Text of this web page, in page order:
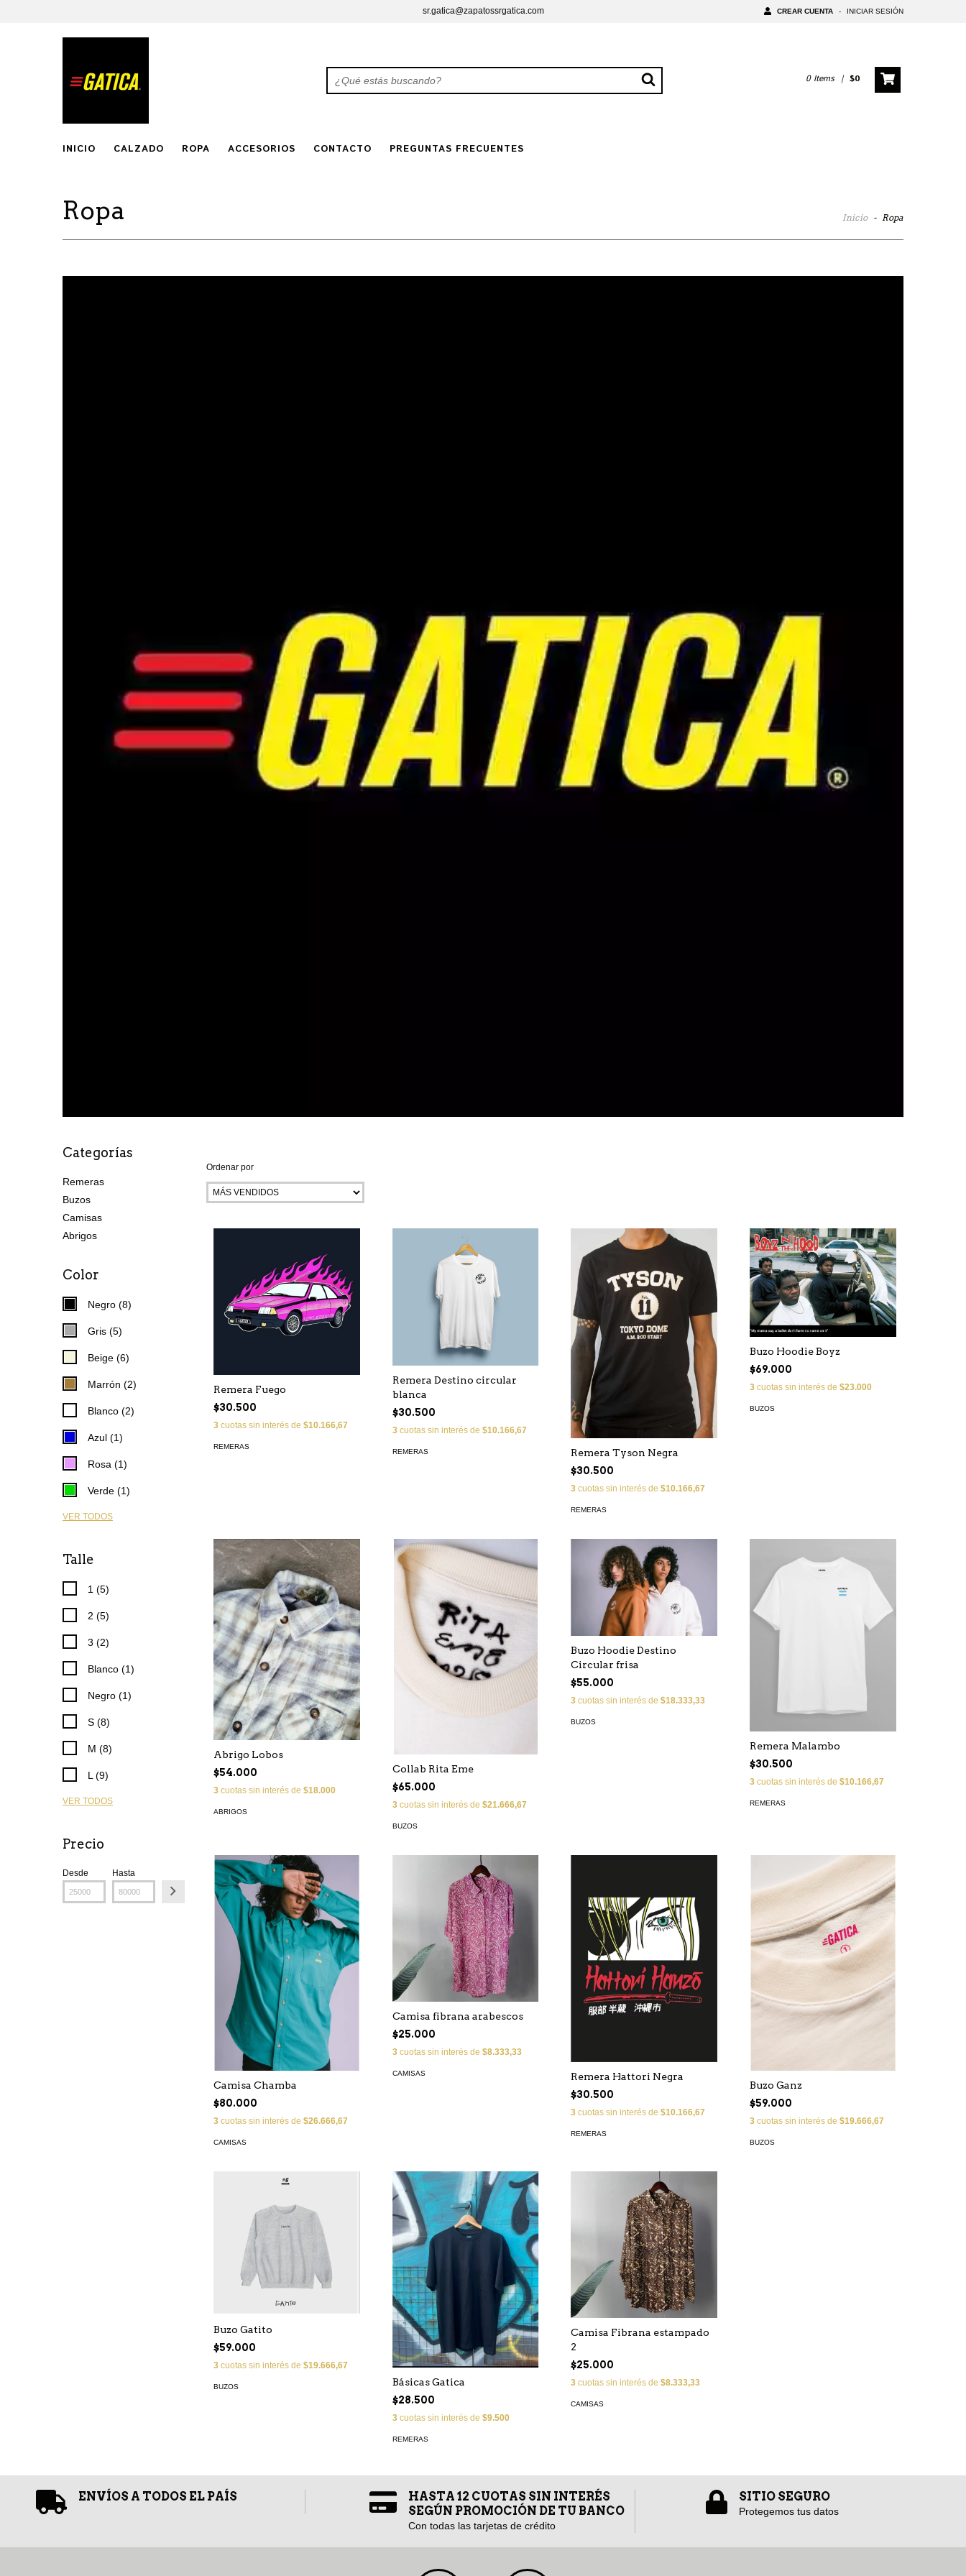
sr.gatica@zapatossrgatica.com CREAR CUENTA - INICIAR SESIÓN
0 Items | $0
INICIO CALZADO ROPA ACCESORIOS CONTACTO PREGUNTAS FRECUENTES
Ropa Inicio - Ropa
Categorías
Remeras
Buzos
Camisas
Abrigos
Color
Negro (8)
Gris (5)
Beige (6)
Marrón (2)
Blanco (2)
Azul (1)
Rosa (1)
Verde (1)
VER TODOS
Talle
1 (5)
2 (5)
3 (2)
Blanco (1)
Negro (1)
S (8)
M (8)
L (9)
VER TODOS
Precio
Desde Hasta
Ordenar por
Remera Fuego
$30.500
3 cuotas sin interés de $10.166,67
REMERAS
Remera Destino circular
blanca
$30.500
3cuotas sin interés de $10.166,67
REMERAS
Remera Tyson Negra
$30.500
3 cuotas sin interés de$10.166,67
REMERAS
Buzo Hoodie Boyz
$69.000
3 cuotas sin interés de$23.000
BUZOS
Abrigo Lobos
$54.000
3 cuotas sin interés de $18.000
ABRIGOS
Collab Rita Eme
$65.000
3cuotas sin interés de $21.666,67
BUZOS
Buzo Hoodie Destino
Circular frisa
$55.000
3 cuotas sin interés de$18.333,33
BUZOS
Remera Malambo
$30.500
3 cuotas sin interés de$10.166,67
REMERAS
Camisa Chamba
$80.000
3 cuotas sin interés de $26.666,67
CAMISAS
Camisa fibrana arabescos
$25.000
3cuotas sin interés de $8.333,33
CAMISAS
Remera Hattori Negra
$30.500
3 cuotas sin interés de$10.166,67
REMERAS
Buzo Ganz
$59.000
3 cuotas sin interés de$19.666,67
BUZOS
Buzo Gatito
$59.000
3 cuotas sin interés de $19.666,67
BUZOS
Básicas Gatica
$28.500
3cuotas sin interés de $9.500
REMERAS
Camisa Fibrana estampado
2
$25.000
3 cuotas sin interés de$8.333,33
CAMISAS
ENVÍOS A TODOS EL PAÍS
HASTA 12 CUOTAS SIN INTERÉS
SEGÚN PROMOCIÓN DE TU BANCO
Con todas las tarjetas de crédito
SITIO SEGURO
Protegemos tus datos